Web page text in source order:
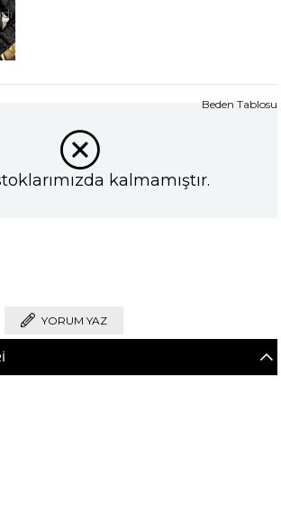
kalmamıştır.
Beden Tablosu
YORUM YAZ